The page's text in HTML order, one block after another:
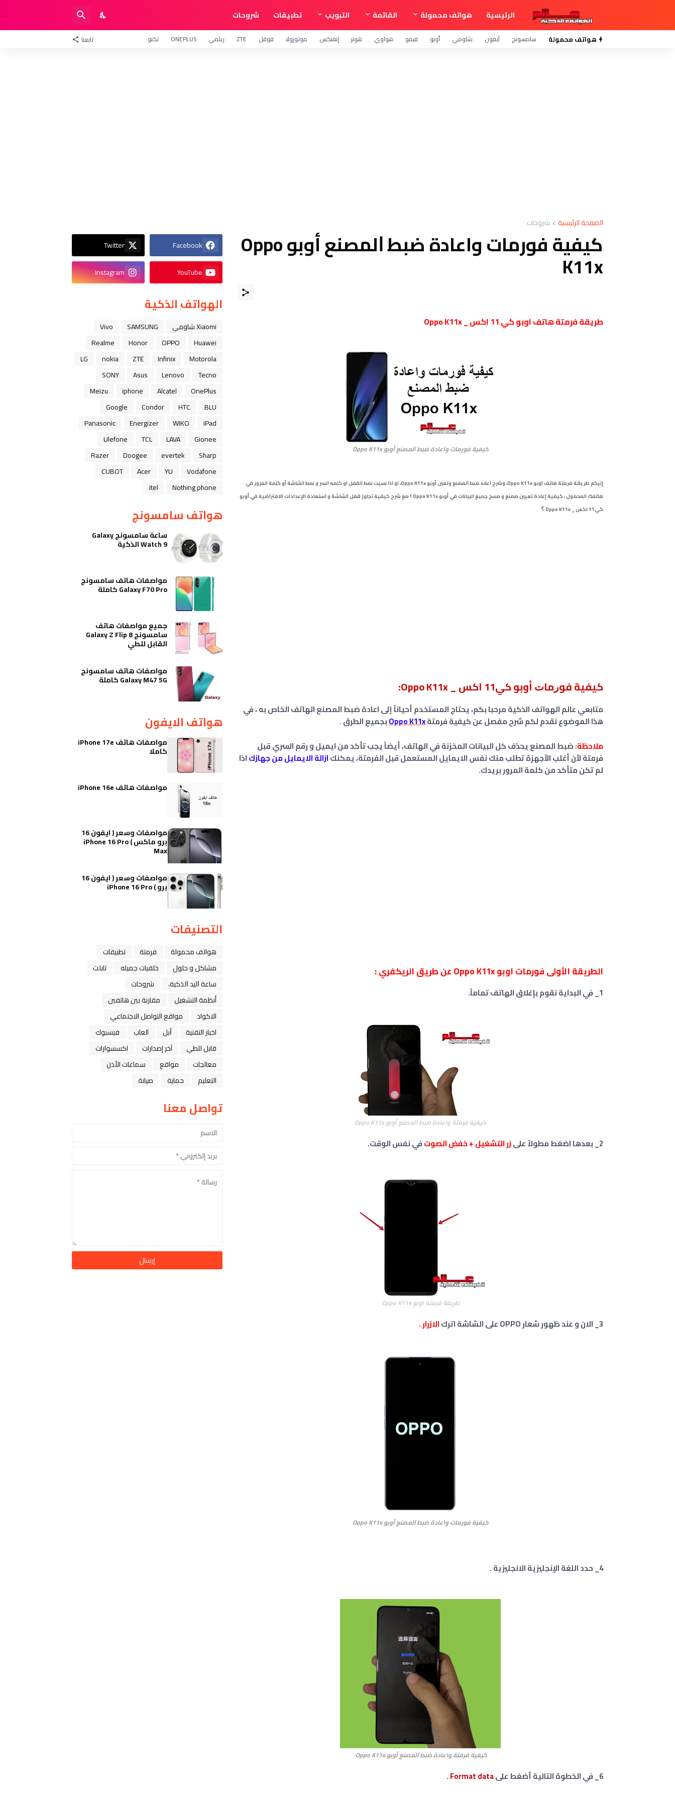
الرئيسية هواتف محمولة القائمة التبويب تطبيقات شروحات
هواتف محمولة سامسونج آيفون شاومي أوبو فيفو هواوي هونر إنفنكس موتورولا قوقل ZTE ريلمي ONEPLUS تكنو تابعنا
الصفحة الرئيسية شروحات
كيفية فورمات واعادة ﺿﺒﻂ ﺍﻟﻤﺼﻨﻊ أوبو Oppo
K11x
طريقة ﻓرمتة هاتف اوبو كي 11 اكس _ Oppo K11x
كيفية فورمات واعادة ﺿﺒﻂ ﺍﻟﻤﺼﻨﻊ أوبو Oppo K11x
إليكم طريقة فرمتة هاتف اوبو Oppo K11x، وشرح ﺍﻋﺎﺩﺓ ﺿﺒﻂ ﺍﻟﻤﺼﻨﻊ وتعين أوبو Oppo K11x، او اذا نسيت نمط القفل او كلمه السر و نمط الشاشة أو كلمة المرور في
هاتفك المحمول ، كيفية إعادة تعيين مصنع و مسح جميع البيانات في أوبوOppo K11x؟ مع شرح كيفية تجاوز قفل الشاشة و استعادة الإعدادات الافتراضية فيأوبو
كي11 اكس _ Oppo K11x
؟
كيفية ﻓﻮﺭﻣﺎﺕ أوبو كي11 اكس _ Oppo K11x :
متابعي عالم الهواتف الذكية مرحبا بكم، يحتاج المستخدم أحياناً إلى اعادة ضبط المصنع الهاتف الخاص به ، في
هذا الموضوع نقدم لكم شرح مفصل عن كيفية فرمتةOppo K11xبجميع الطرق .
ملاحظة:ضبط المصنع يحذف كل البيانات المخزنة في الهاتف، أيضاً يجب تأكد من ايميل و رقم السري قبل
فرمتة لأن أغلب الأجهزة تطلب منك نفس الايمايل المستعمل قبل الفرمتة، يمكنكازالة الايمايل من جهازكاذا
لم تكن متأكد من كلمة المرور بريدك.
الطريقة الأولى فورمات اوبو Oppo K11x عن طريق الريكفري :
1_ في البداية نقوم بإغلاق الهاتف تماماً.
كيفية فرمتة واعادة ﺿﺒﻂ ﺍﻟﻤﺼﻨﻊ أوبوOppo K11x
2_ بعدها اضغط مطولاً على زر التشغيل +خفض الصوتفي نفس الوقت.
طريقة فرمتة اوبوOppo K11x
3_ الان و عند ظهور شعار OPPO على الشاشة اترك الازرار .
كيفية فورمات واعادة ﺿﺒﻂ ﺍﻟﻤﺼﻨﻊ أوبو Oppo K11x
4_ حدد اللغة الإنجليزية الانجليزية .
كيفية فرمتة واعادة ﺿﺒﻂ ﺍﻟﻤﺼﻨﻊ أوبو Oppo K11x
6_ في الخطوة التالية أضغط على Format data .
Facebook
Twitter
YouTube
Instagram
الهواتف الذكية
Xiaomi شاومي SAMSUNG
Vivo
Huawei
OPPO
Honor
Realme
Motorola
Infinix
ZTE
nokia
LG
Tecno
Lenovo
Asus
SONY
OnePlus
Alcatel
iphone
Meizu
BLU
HTC
Condor
Google
iPad
WIKO
Energizer
Panasonic
Gionee
LAVA
TCL
Ulefone
Sharp
evertek
Doogee
Razer
Vodafone
YU
Acer
CUBOT
Nothing phone
itel
هواتف سامسونج
ساعة سامسونج Galaxy
Watch 9 الذكية
مواصفات هاتف سامسونج
Galaxy F70 Pro كاملة
جميع مواصفات هاتف
سامسونج Galaxy Z Flip 8
القابل للطي
مواصفات هاتف سامسونج
Galaxy M47 5G كاملة
هواتف الايفون
مواصفات هاتف iPhone 17e
كاملا
مواصفات هاتف iPhone 16e
مواصفات وسعر ( ايفون 16
برو ماكس ) iPhone 16 Pro
Max
مواصفات وسعر ( ايفون 16
برو ) iPhone 16 Pro
التصنيفات
هواتف محمولة فرمتة
تطبيقات
مشاكل و حلول
خلفيات جميله
تابلت
ﺳﺎﻋﺔ ﺍﻟﻴﺪ ﺍﻟﺬﻛﻴﺔ،
شروحات
أنظمة التشغيل
مقارنة بين هاتفين
الاكواد
مواقع التواصل الاجتماعي
اخبار التقنية
ﺁﺑﻞ العاب
فيسبوك
قابل للطي
آخر إصدارات
اكسسوارات
معالجات
مواقع
سماعات الأذن
التعليم
حماية صيانة
تواصل معنا